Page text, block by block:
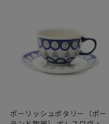
ポーリッシュポタリー（ポー